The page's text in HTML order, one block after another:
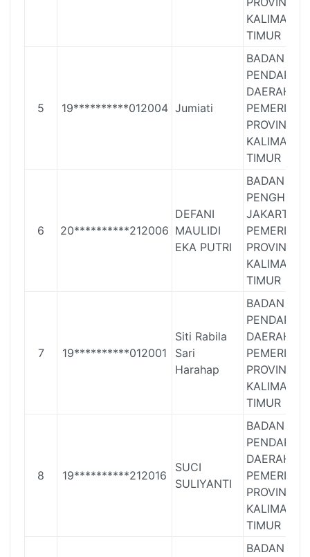
TIMUR
5 19**********012004 Jumiati
BADAN
DAERAH
PROVINSI
TIMUR
6 20**********212006
DEFANI
MAULIDI
EKA PUTRI
BADAN
JAKARTA
PROVINSI
TIMUR
7 19**********012001
Siti Rabila
Sari
Harahap
BADAN
DAERAH
PROVINSI
TIMUR
8 19**********212016
SUCI
SULIYANTI
BADAN
DAERAH
PROVINSI
TIMUR
BADAN